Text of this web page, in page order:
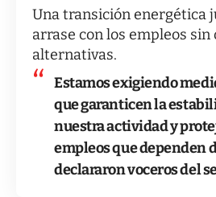
Una transición energética
arrase con los empleos sin
alternativas.
Estamos exigiendo
que garanticen la
nuestra actividad y
empleos que dependen
declararon voceros del